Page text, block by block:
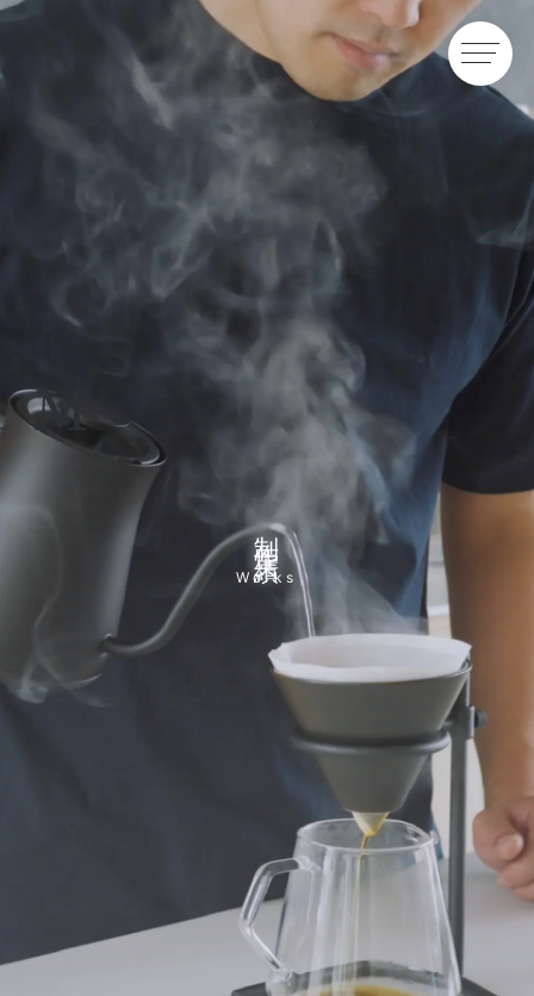
群馬県高崎市のデザイン・Web制作・映像制作・ブ
制作実績
Works